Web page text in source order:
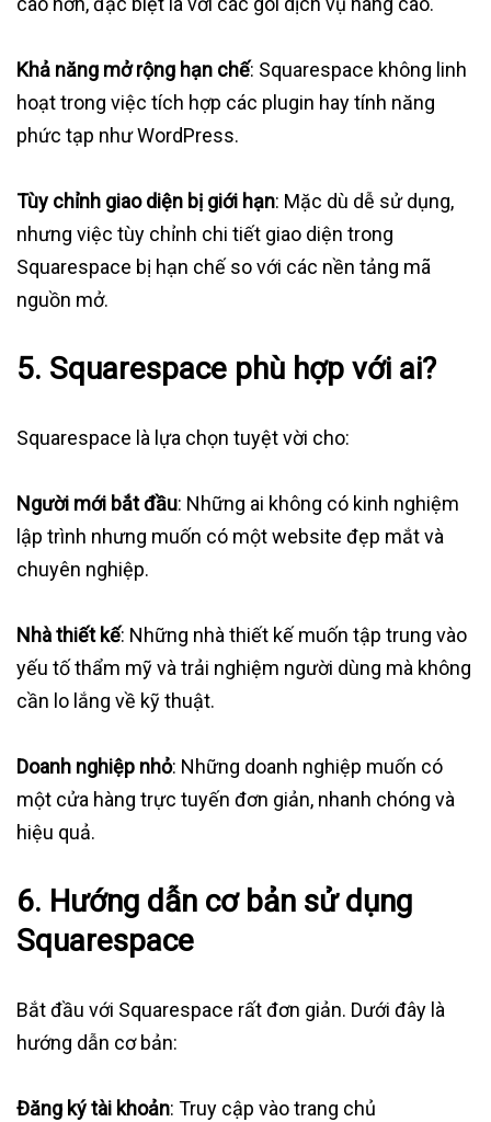
Khả năng mở rộng hạn chế: Squarespace không linh
hoạt trong việc tích hợp các plugin hay tính năng
phức tạp như WordPress.
Tùy chỉnh giao diện bị giới hạn: Mặc dù dễ sử dụng,
nhưng việc tùy chỉnh chi tiết giao diện trong
Squarespace bị hạn chế so với các nền tảng mã
nguồn mở.
5. Squarespace phù hợp với ai?
Squarespace là lựa chọn tuyệt vời cho:
Người mới bắt đầu: Những ai không có kinh nghiệm
lập trình nhưng muốn có một website đẹp mắt và
chuyên nghiệp.
Nhà thiết kế: Những nhà thiết kế muốn tập trung vào
yếu tố thẩm mỹ và trải nghiệm người dùng mà không
cần lo lắng về kỹ thuật.
Doanh nghiệp nhỏ: Những doanh nghiệp muốn có
một cửa hàng trực tuyến đơn giản, nhanh chóng và
hiệu quả.
6. Hướng dẫn cơ bản sử dụng
Squarespace
Bắt đầu với Squarespace rất đơn giản. Dưới đây là
hướng dẫn cơ bản:
Đăng ký tài khoản: Truy cập vào trang chủ